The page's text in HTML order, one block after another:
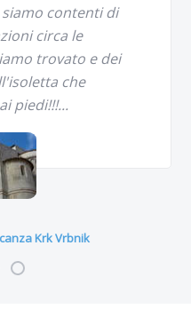
contenti di
circa le
trovato e dei
che
piedi!!!...
Krk Vrbnik